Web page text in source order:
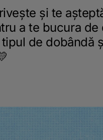
și te
a te bucura de
de dobândă